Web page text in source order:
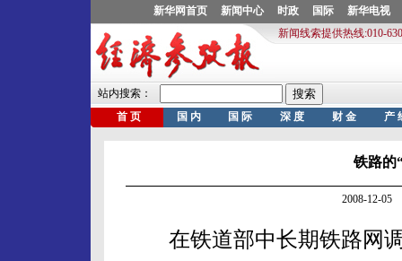
铁路的
2008-12-05
在铁道部中长期铁路网调